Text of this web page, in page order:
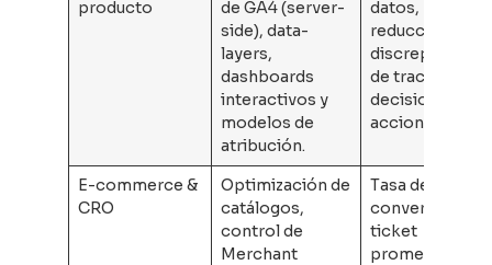
producto
de GA4 (server-
side), data-
layers,
dashboards
interactivos y
modelos de
atribución.
datos,
reducción de
discrepancias
de tracking y
decisiones
accionables.
E-commerce &
CRO
Optimización de
catálogos,
control de
Merchant
Tasa de
conversión,
ticket
promedio,